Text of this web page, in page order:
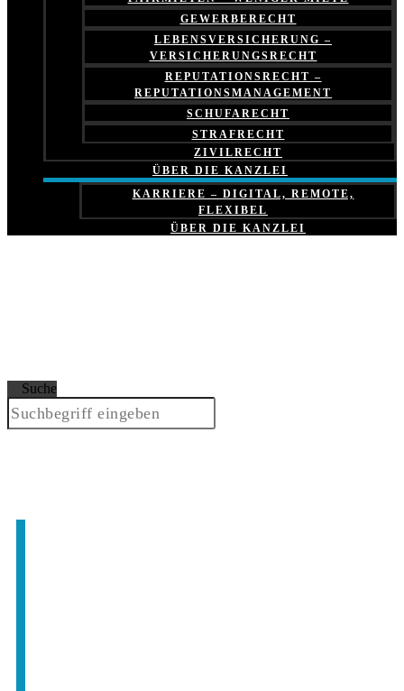
GEWERBERECHT
LEBENSVERSICHERUNG –
VERSICHERUNGSRECHT
REPUTATIONSRECHT –
REPUTATIONSMANAGEMENT
SCHUFARECHT
STRAFRECHT
ZIVILRECHT
ÜBER DIE KANZLEI
KARRIERE – DIGITAL, REMOTE,
FLEXIBEL
ÜBER DIE KANZLEI
Suche